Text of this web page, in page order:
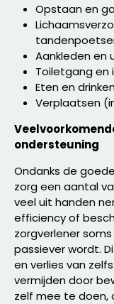
Opstaan en
Aankleden en
Toiletgang en
Eten en drinken
Verplaatsen
ondersteuning
Ondanks de
zorg een aantal
veel uit handen
efficiency of
zorgverlener
passiever wordt.
en verlies van
vermijden door
zelf mee te doen,